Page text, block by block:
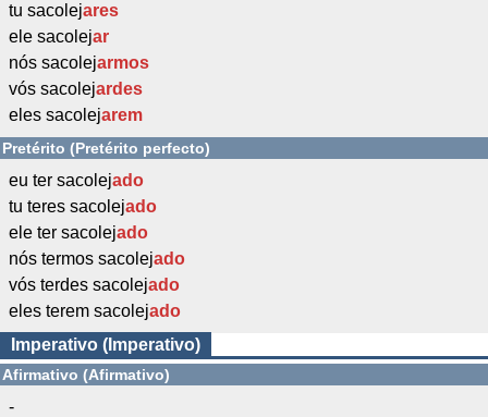
tu sacolejares
ele sacolejar
nós sacolejarmos
vós sacolejardes
eles sacolejarem
Pretérito (Pretérito perfecto)
eu ter sacolejado
tu teres sacolejado
ele ter sacolejado
nós termos sacolejado
vós terdes sacolejado
eles terem sacolejado
Imperativo (Imperativo)
Afirmativo (Afirmativo)
-